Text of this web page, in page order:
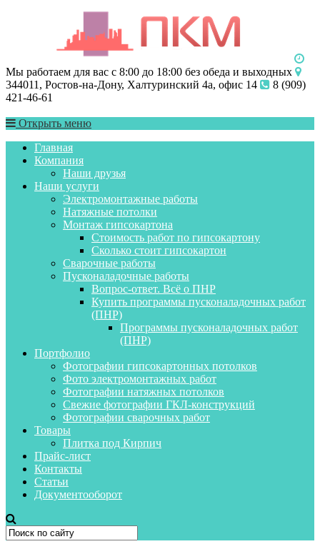
Мы работаем для вас с 8:00 до 18:00 без обеда и выходных
344011, Ростов-на-Дону, Халтуринский 4а, офис 14
8 (909)
421-46-61
Открыть меню
Главная
Компания
Наши друзья
Наши услуги
Электромонтажные работы
Натяжные потолки
Монтаж гипсокартона
Стоимость работ по гипсокартону
Сколько стоит гипсокартон
Сварочные работы
Пусконаладочные работы
Вопрос-ответ. Всё о ПНР
Купить программы пусконаладочных работ
(ПНР)
Программы пусконаладочных работ
(ПНР)
Портфолио
Фотографии гипсокартонных потолков
Фото электромонтажных работ
Фотографии натяжных потолков
Свежие фотографии ГКЛ-конструкций
Фотографии сварочных работ
Товары
Плитка под Кирпич
Прайс-лист
Контакты
Статьи
Документооборот